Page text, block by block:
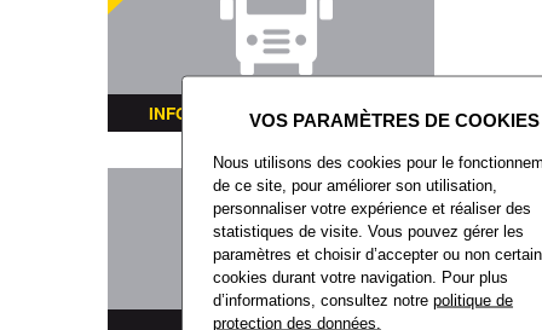
INFORMATIONS TRANSPORTS
Nous utilisons des cookies pour le
de ce site, pour améliorer son utilisation,
personnaliser votre expérience et réaliser des
statistiques de visite. Vous pouvez gérer les
paramètres et choisir d’accepter ou non
cookies durant votre navigation. Pour plus
d’informations, consultez notrepolitique de
protection des données.